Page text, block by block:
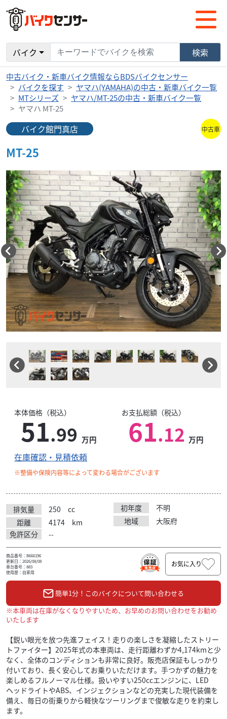
バイク 検索
中古バイク・新車バイク情報ならBDSバイクセンサー
バイクを探す
ヤマハ(YAMAHA)の中古・新車バイク一覧
MTシリーズ
ヤマハ/MT-25の中古・新車バイク一覧
ヤマハ MT-25
バイク館門真店 中古車
MT-25
本体価格（税込）
51.99 万円
お支払総額（税込）
61.12 万円
在庫確認・見積依頼
※整備や保険内容等によって変わる場合がございます
排気量 250 cc 初年度
不明
距離
4174 km 地域
大阪府
免許区分
--
商品番号：B666196
更新日：2026/08/08
車台番号：883
使用歴：自家用
お気に入り
簡単1分！このバイクについて問い合わせる
※本車両は在庫がなくなりやすいため、お早めのお問い合わせをお勧め
いたします
【鋭い眼光を放つ先進フェイス！走りの楽しさを凝縮したストリー
トファイター】2025年式の本車両は、走行距離わずか4,174kmと少
なく、全体のコンディションも非常に良好。販売店保証もしっかり
付いており、長く安心してお乗りいただけます。手つかずの魅力を
楽しめるフルノーマル仕様。扱いやすい250ccエンジンに、LED
ヘッドライトやABS、インジェクションなどの充実した現代装備を
備え、毎日の街乗りから軽快なツーリングまで俊敏な走りを約束し
ます。